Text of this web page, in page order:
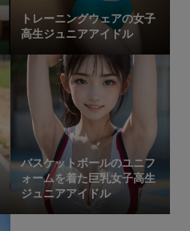
トレーニングウェアの女子
高生ジュニアアイドル
バスケットボールのユニフ
ォームを着た巨乳女子高生
ジュニアアイドル